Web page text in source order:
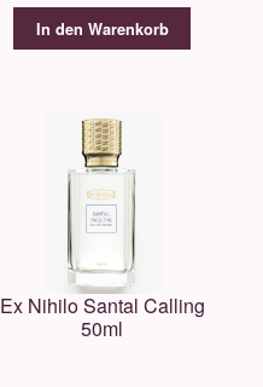
In den Warenkorb
Ex Nihilo Santal Calling
50ml